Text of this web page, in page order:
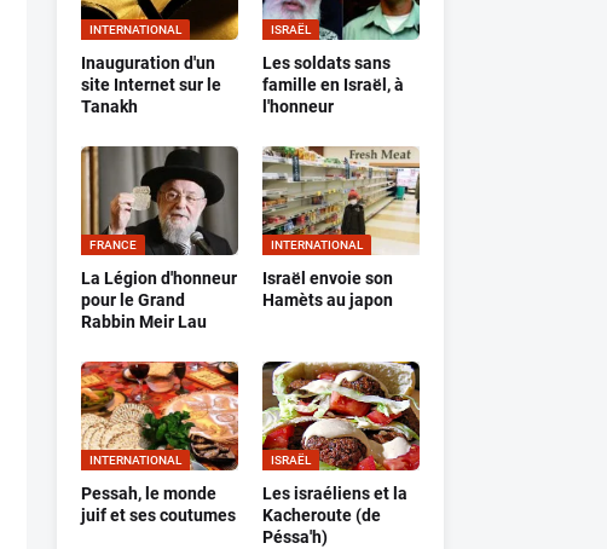
INTERNATIONAL
Inauguration d'un
site Internet sur le
Tanakh
ISRAËL
Les soldats sans
famille en Israël, à
l'honneur
FRANCE
La Légion d'honneur
pour le Grand
Rabbin Meir Lau
INTERNATIONAL
Israël envoie son
Hamèts au japon
INTERNATIONAL
Pessah, le monde
juif et ses coutumes
ISRAËL
Les israéliens et la
Kacheroute (de
Péssa'h)